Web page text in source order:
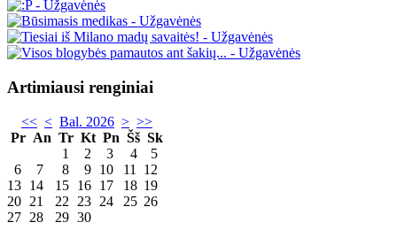
Artimiausi renginiai
<< < Bal. 2026 > >>
Pr An Tr Kt Pn Šš Sk
1
2 3 4
5
6
7 8 9 10 11
12
13 14 15 16 17 18 19
20 21 22 23 24 25 26
27 28 29 30